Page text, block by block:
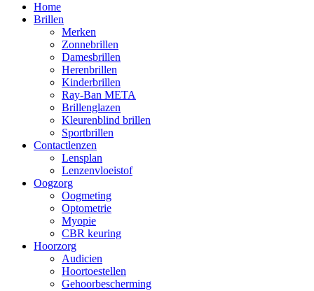
Home
Brillen
Merken
Zonnebrillen
Damesbrillen
Herenbrillen
Kinderbrillen
Ray-Ban META
Brillenglazen
Kleurenblind brillen
Sportbrillen
Contactlenzen
Lensplan
Lenzenvloeistof
Oogzorg
Oogmeting
Optometrie
Myopie
CBR keuring
Hoorzorg
Audicien
Hoortoestellen
Gehoorbescherming